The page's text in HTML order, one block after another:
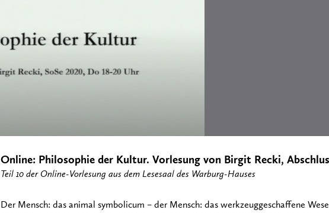
Online: Philosophie der Kultur. Vorlesung von Birgit Recki,
Teil 10 der Online-Vorlesung aus dem Lesesaal des Warburg-Hauses
Der Mensch: das animal symbolicum – der Mensch: das werkzeuggeschaffene